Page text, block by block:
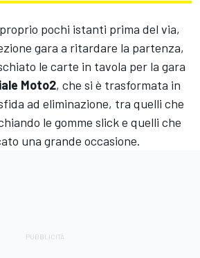
pochi istanti prima del via,
gara a ritardare la partenza,
le carte in tavola per la gara
Moto2, che si è trasformata in
ad eliminazione, tra quelli che
le gomme slick e quelli che
una grande occasione.